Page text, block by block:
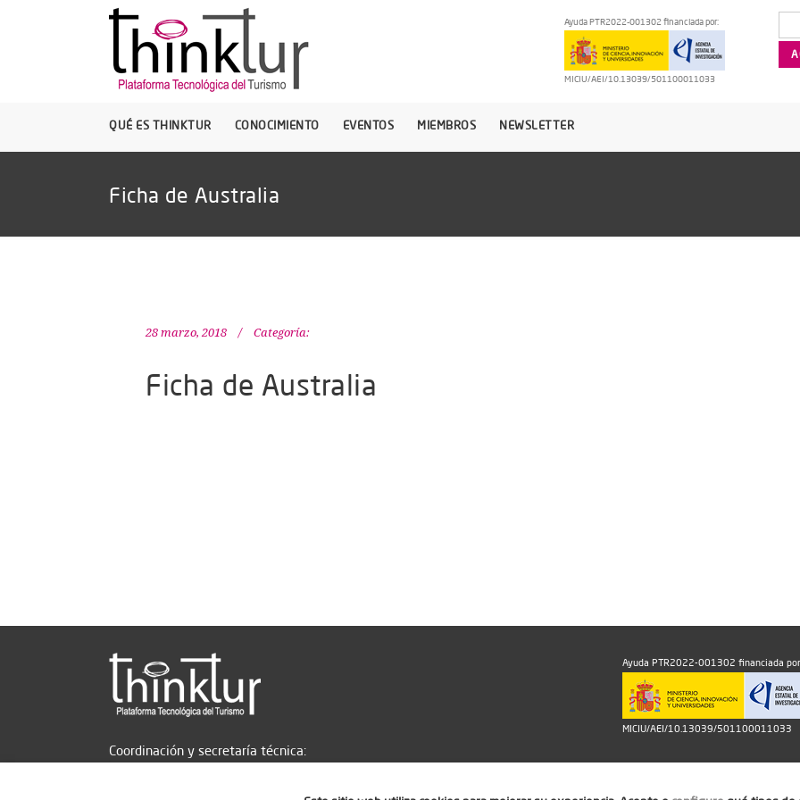
Ayuda PTR2022-001302 financiada por:
MICIU/AEI/10.13039/501100011033
QUÉ ES THINKTUR CONOCIMIENTO EVENTOS MIEMBROS NEWSLETTER
Ficha de Australia
28 marzo, 2018 Categoría:
Ficha de Australia
Coordinación y secretaría técnica:
Ayuda PTR2022-001302 financiada
MICIU/AEI/10.13039/501100011033